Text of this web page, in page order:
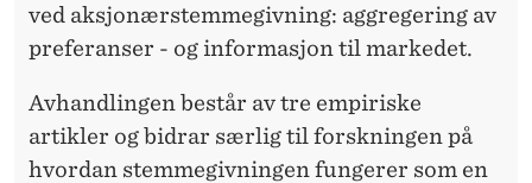
ved aksjonærstemmegivning: aggregering av
preferanser - og informasjon til markedet.
Avhandlingen består av tre empiriske
artikler og bidrar særlig til forskningen på
hvordan stemmegivningen fungerer som en